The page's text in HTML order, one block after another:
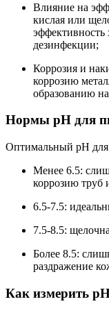
Влияние на
кислая или
эффективность
дезинфекции;
Коррозия и
коррозию
образованию
Нормы pH для
Оптимальный pH для
Менее 6.5:
коррозию труб
6.5-7.5:
7.5-8.5:
Более 8.5:
раздражение
Как измерить